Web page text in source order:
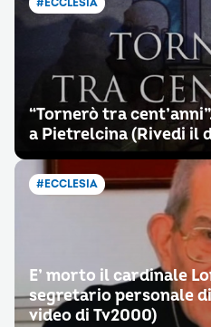
#ECCLESIA
“Tornerò tra
a Pietrelcina (Rivedi il
#ECCLESIA
E’ morto il cardinale
segretario personale
video di Tv2000)